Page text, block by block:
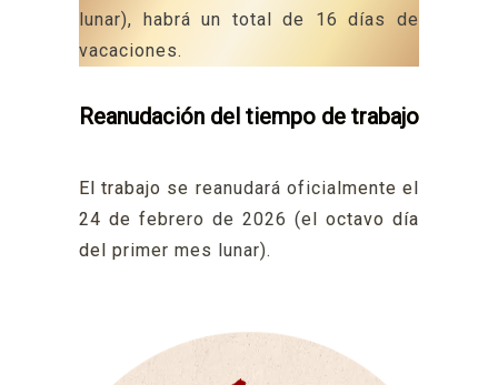
lunar), habrá un total de 16 días de
vacaciones.
Reanudación del tiempo de trabajo
El trabajo se reanudará oficialmente el
24 de febrero de 2026 (el octavo día
del primer mes lunar).